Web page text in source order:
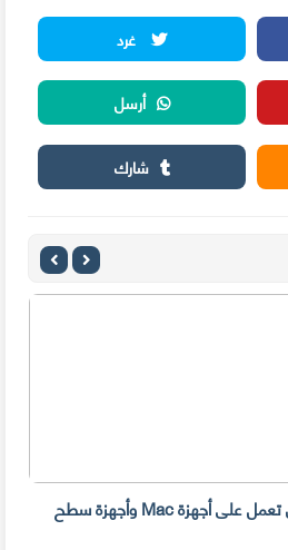
غرد
أرسل
شارك
مرشحات Snap Camera لن تعمل على أجهزة Mac وأجهزة سطح